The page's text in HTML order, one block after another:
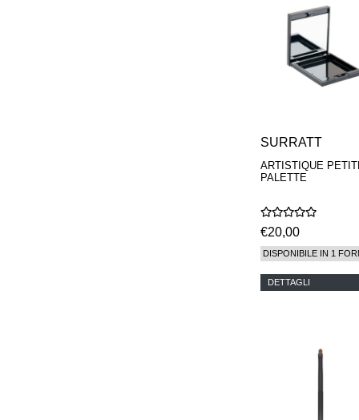
SURRATT
ARTISTIQUE
PALETTE
€20,00
DISPONIBILE IN 1
DETTAGLI